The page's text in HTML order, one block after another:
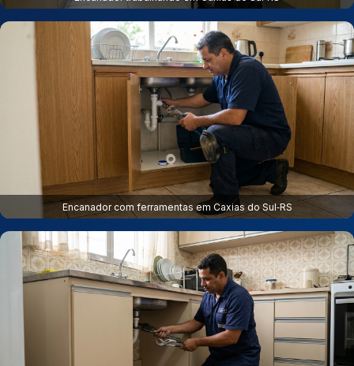
Encanador com ferramentas em Caxias do Sul‑RS